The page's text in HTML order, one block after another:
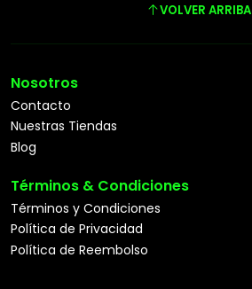
VOLVER ARRIBA
Nosotros
Contacto
Nuestras Tiendas
Blog
Términos & Condiciones
Términos y Condiciones
Política de Privacidad
Política de Reembolso